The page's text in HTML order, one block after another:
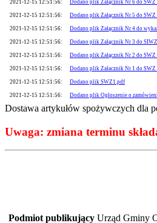
2021-12-15 12:51:56: Dodano plik Załącznik Nr 6 do
2021-12-15 12:51:56: Dodano plik Załącznik Nr 5 do
2021-12-15 12:51:56: Dodano plik Załącznik Nr 4 do
2021-12-15 12:51:56: Dodano plik Załącznik Nr 3 do
2021-12-15 12:51:56: Dodano plik Załącznik Nr 2 do
2021-12-15 12:51:56: Dodano plik Załacznik Nr 1 do
2021-12-15 12:51:56: Dodano plik SWZ1.pdf
2021-12-15 12:51:56: Dodano plik Ogłoszenie o
Dostawa artykułów spożywczych dla
Uwaga: zmiana terminu
Podmiot publikujący Urząd Gminy